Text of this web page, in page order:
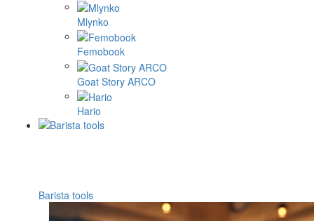
Mlynko
Femobook
Goat Story ARCO
Hario
Barista tools